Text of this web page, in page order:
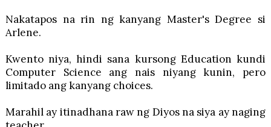
Nakatapos na rin ng kanyang Master's Degree si
Arlene.
Kwento niya, hindi sana kursong Education kundi
Computer Science ang nais niyang kunin, pero
limitado ang kanyang choices.
Marahil ay itinadhana raw ng Diyos na siya ay naging